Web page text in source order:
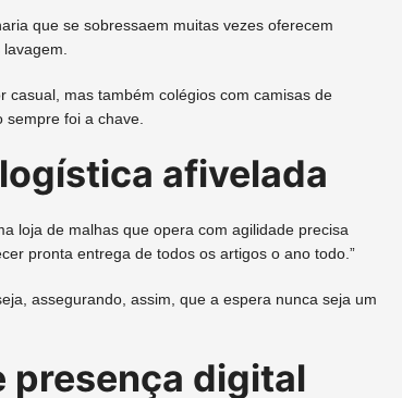
que se sobressaem muitas vezes oferecem
mas também colégios com camisas de
sempre foi a chave.
afivelada
loja de malhas que opera com agilidade precisa
pronta entrega de todos os artigos o ano todo.”
assegurando, assim, que a espera nunca seja um
presença digital